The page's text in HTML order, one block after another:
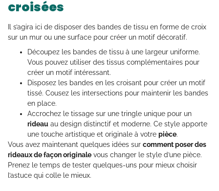
croisées
Il s’agira ici de disposer des bandes de tissu en forme de croix
sur un mur ou une surface pour créer un motif décoratif.
Découpez les bandes de tissu à une largeur uniforme.
Vous pouvez utiliser des tissus complémentaires pour
créer un motif intéressant.
Disposez les bandes en les croisant pour créer un motif
tissé. Cousez les intersections pour maintenir les bandes
en place.
Accrochez le tissage sur une tringle unique pour un
rideau au design distinctif et moderne. Ce style apporte
une touche artistique et originale à votre pièce.
Vous avez maintenant quelques idées sur comment poser des
rideaux de façon originale vous changer le style d’une pièce.
Prenez le temps de tester quelques-uns pour mieux choisir
l’astuce qui colle le mieux.